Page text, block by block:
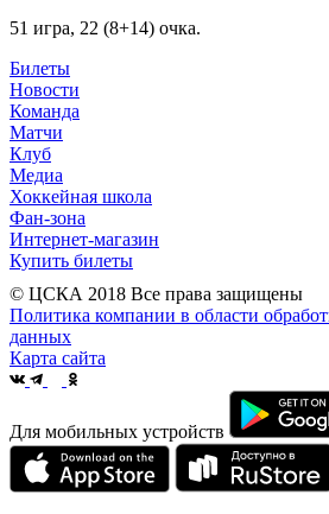
51 игра, 22 (8+14) очка.
Билеты
Новости
Команда
Матчи
Клуб
Медиа
Хоккейная школа
Фан-зона
Интернет-магазин
Купить билеты
© ЦСКА 2018 Все права защищены
Политика компании в области
данных
Карта сайта
Для мобильных устройств